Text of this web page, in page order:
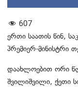
607
ერთი საათის წინ,
პრემიერ-მინისტრი
დაახლოებით ორი
შვილიშვილი, ქეთი